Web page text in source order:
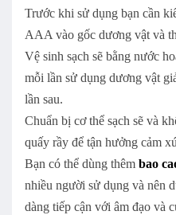
Trước khi sử dụng bạn cần
AAA vào gốc dương vật và
Vệ sinh sạch sẽ bằng nước
mỗi lần sử dụng dương vật
lần sau.
Chuẩn bị cơ thể sạch sẽ và
quấy rầy để tận hưởng cảm
Bạn có thể dùng thêm bao
nhiều người sử dụng và nên
dàng tiếp cận với âm đạo và